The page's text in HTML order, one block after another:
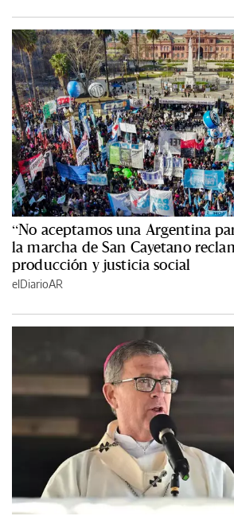
“No aceptamos una Argentina
la marcha de San Cayetano
producción y justicia social
elDiarioAR